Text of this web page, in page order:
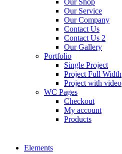
Our Shop
Our Service
Our Company
Contact Us
Contact Us 2
Our Gallery
Portfolio
Single Project
Project Full Width
Project with video
WC Pages
Checkout
My account
Products
Elements